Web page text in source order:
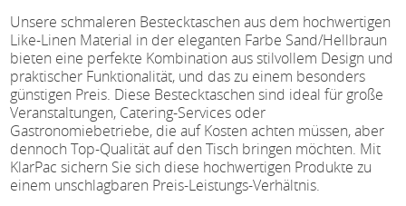
Unsere schmaleren Bestecktaschen aus dem hochwertigen
Like-Linen Material in der eleganten Farbe Sand/Hellbraun
bieten eine perfekte Kombination aus stilvollem Design und
praktischer Funktionalität, und das zu einem besonders
günstigen Preis. Diese Bestecktaschen sind ideal für große
Veranstaltungen, Catering-Services oder
Gastronomiebetriebe, die auf Kosten achten müssen, aber
dennoch Top-Qualität auf den Tisch bringen möchten. Mit
KlarPac sichern Sie sich diese hochwertigen Produkte zu
einem unschlagbaren Preis-Leistungs-Verhältnis.